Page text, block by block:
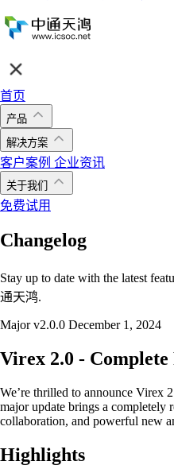
首页
产品
解决方案
客户案例 企业资讯
关于我们
免费试用
Changelog
Stay up to date with the latest
通天鸿.
Majorv2.0.0 December 1, 2024
Virex 2.0 -
We’re thrilled to announce Virex
major update brings a completely
collaboration, and powerful new
Highlights